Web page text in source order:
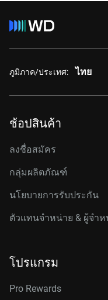
ภูมิภาค/ประเทศ: ไทย
ช้อปสินค้า
ลงชื่อสมัคร
กลุ่มผลิตภัณฑ์
นโยบายการรับประกัน
ตัวแทนจำหน่าย & ผู้จำ
โปรแกรม
Pro Rewards